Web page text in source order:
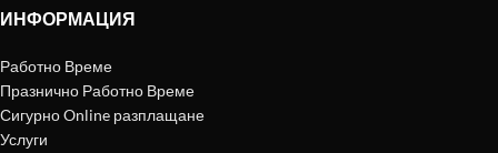
ИНФОРМАЦИЯ
Работно Време
Празнично Работно Време
Сигурно Online разплащане
Услуги